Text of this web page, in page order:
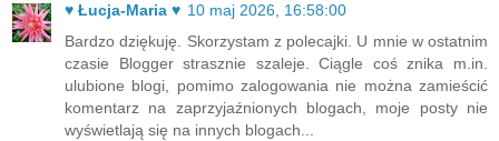
♥ Łucja-Maria ♥ 10 maj 2026, 16:58:00
Bardzo dziękuję. Skorzystam z polecajki. U mnie w ostatnim
czasie Blogger strasznie szaleje. Ciągle coś znika m.in.
ulubione blogi, pomimo zalogowania nie można zamieścić
komentarz na zaprzyjaźnionych blogach, moje posty nie
wyświetlają się na innych blogach...